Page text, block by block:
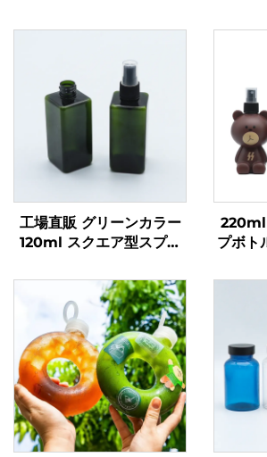
工場直販 グリーンカラー
120ml スクエア型スプレ
スタム
220ml
プボト